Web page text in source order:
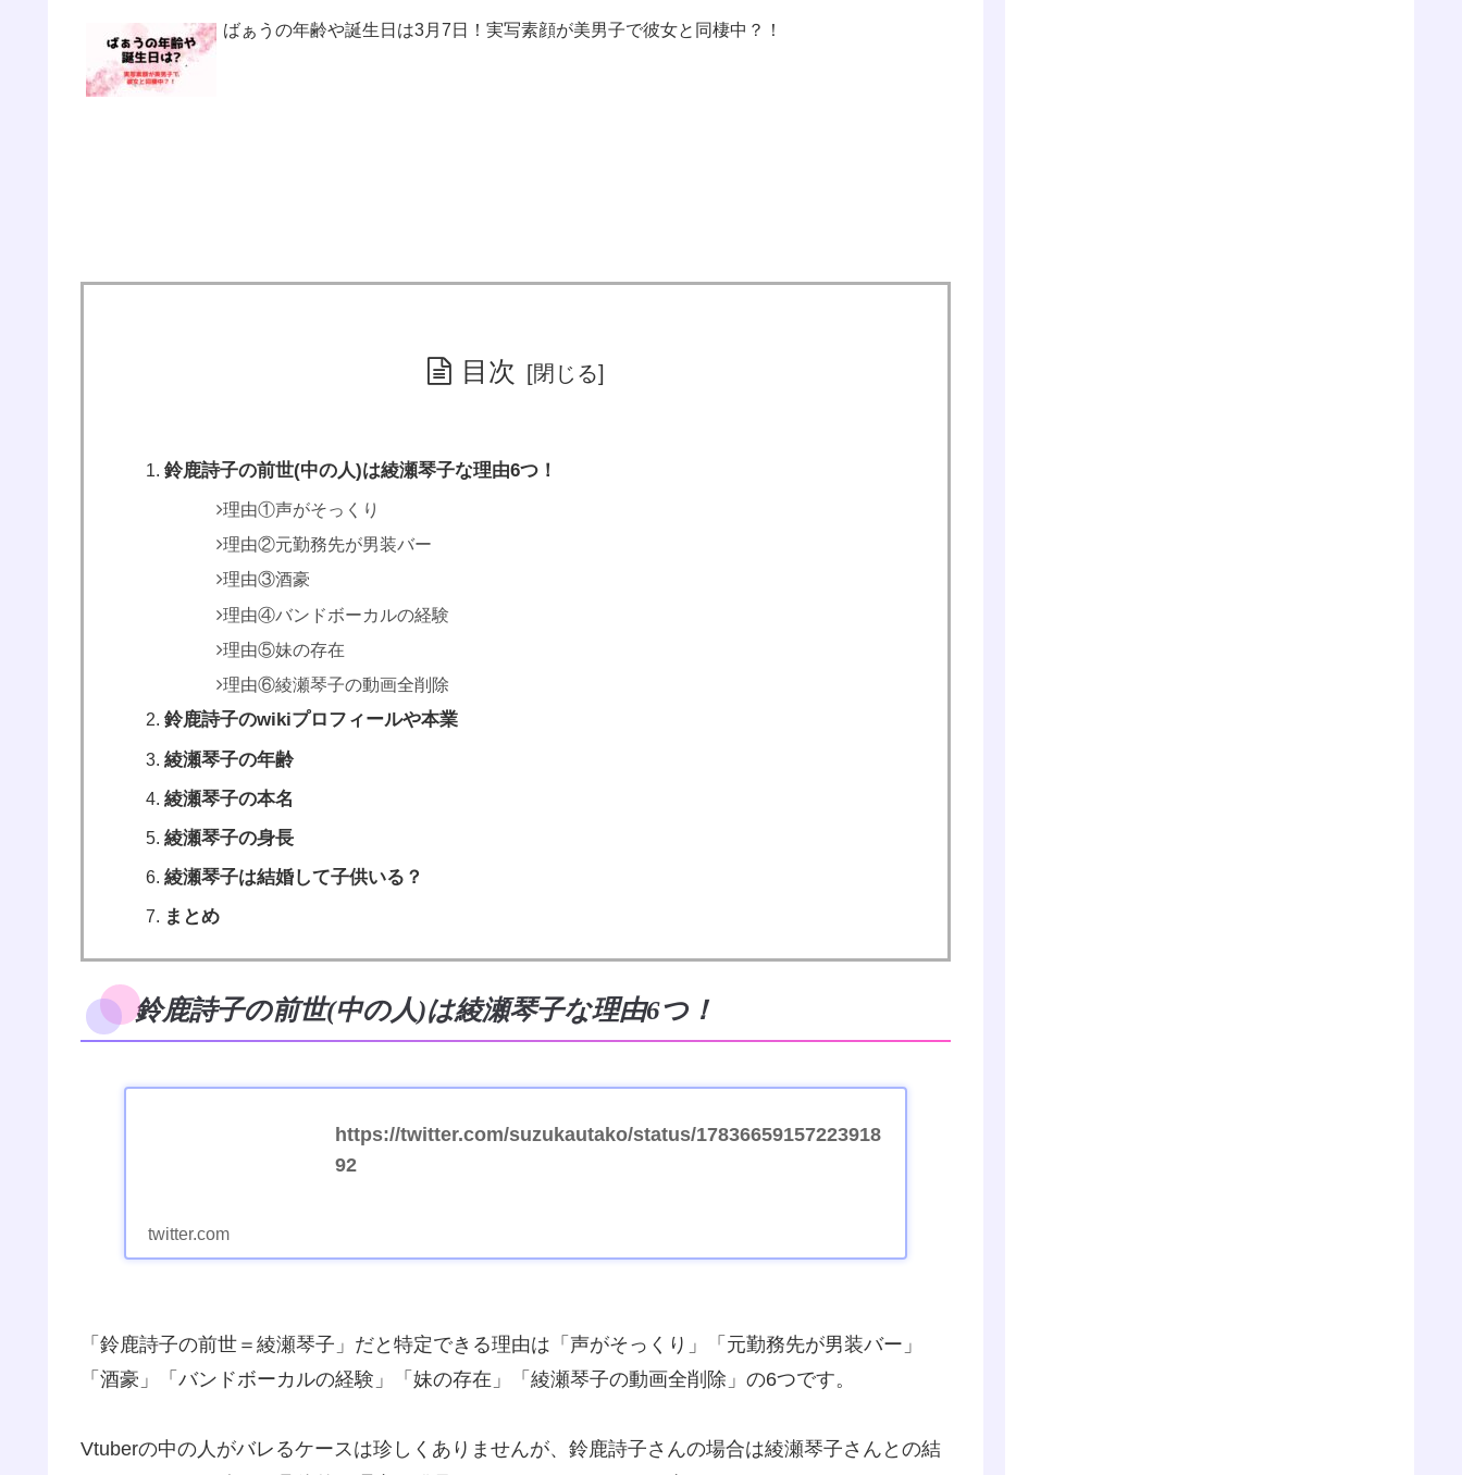
ばぁうの年齢や誕生日は3月7日！実写素顔が美男子で彼女と同棲中？！
目次
鈴鹿詩子の前世(中の人)は綾瀬琴子な理由6つ！
理由①声がそっくり
理由②元勤務先が男装バー
理由③酒豪
理由④バンドボーカルの経験
理由⑤妹の存在
理由⑥綾瀬琴子の動画全削除
鈴鹿詩子のwikiプロフィールや本業
綾瀬琴子の年齢
綾瀬琴子の本名
綾瀬琴子の身長
綾瀬琴子は結婚して子供いる？
まとめ
鈴鹿詩子の前世(中の人)は綾瀬琴子な理由6つ！
https://twitter.com/suzukautako/status/17836659157223918
92
twitter.com
「鈴鹿詩子の前世＝綾瀬琴子」だと特定できる理由は「声がそっくり」「元勤務先が男装バー」
「酒豪」「バンドボーカルの経験」「妹の存在」「綾瀬琴子の動画全削除」の6つです。
Vtuberの中の人がバレるケースは珍しくありませんが、鈴鹿詩子さんの場合は綾瀬琴子さんとの結